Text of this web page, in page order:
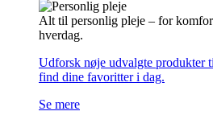
Alt til personlig pleje – for
hverdag.
Udforsk nøje udvalgte produkter
find dine favoritter i dag.
Se mere